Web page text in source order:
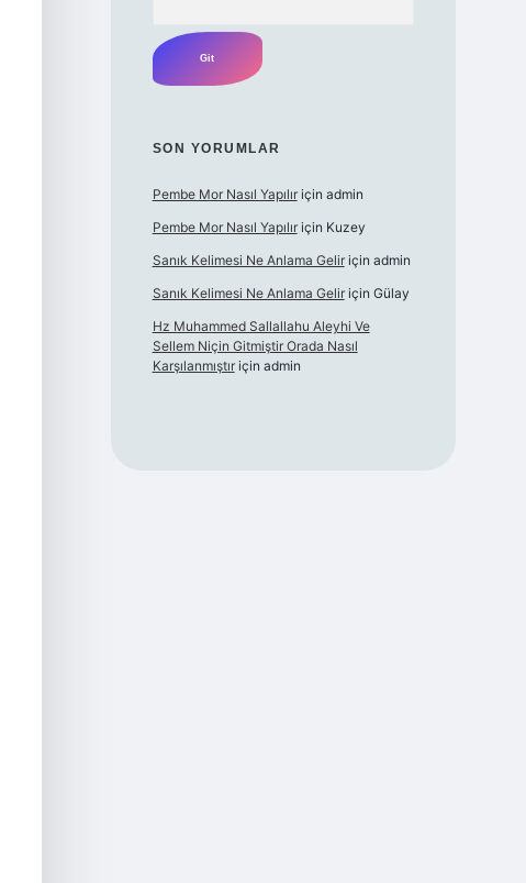
SON YORUMLAR
Pembe Mor Nasıl Yapılıriçin admin
Pembe Mor Nasıl Yapılıriçin Kuzey
Sanık Kelimesi Ne Anlama Geliriçin admin
Sanık Kelimesi Ne Anlama Geliriçin Gülay
Hz Muhammed Sallallahu Aleyhi Ve
Sellem Niçin Gitmiştir Orada Nasıl
Karşılanmıştıriçin admin